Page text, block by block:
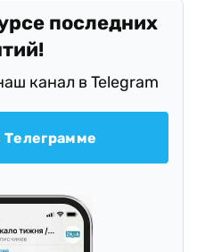
последних
канал в Telegram
Телеграмме